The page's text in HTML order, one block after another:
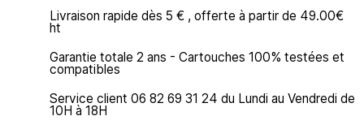
Livraison rapide dès 5 € , offerte à partir de 49.00€
ht
Garantie totale 2 ans - Cartouches 100% testées et
compatibles
Service client 06 82 69 31 24 du Lundi au Vendredi de
10H à 18H